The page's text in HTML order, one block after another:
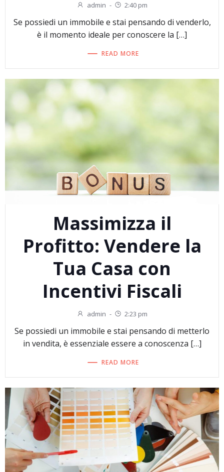
admin - 2:40 pm
Se possiedi un immobile e stai pensando di venderlo,
è il momento ideale per conoscere la […]
READ MORE
Massimizza il
Profitto: Vendere la
Tua Casa con
Incentivi Fiscali
admin - 2:23 pm
Se possiedi un immobile e stai pensando di metterlo
in vendita, è essenziale essere a conoscenza […]
READ MORE